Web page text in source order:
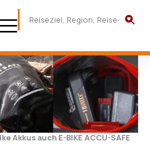
Akkus auch E-BIKE ACCU-SAFE